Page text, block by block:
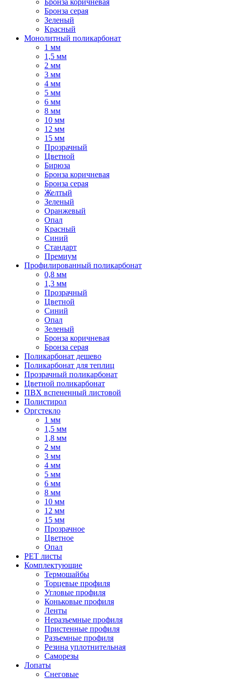
Бронза коричневая
Бронза серая
Зеленый
Красный
Монолитный поликарбонат
1 мм
1,5 мм
2 мм
3 мм
4 мм
5 мм
6 мм
8 мм
10 мм
12 мм
15 мм
Прозрачный
Цветной
Бирюза
Бронза коричневая
Бронза серая
Желтый
Зеленый
Оранжевый
Опал
Красный
Синий
Стандарт
Премиум
Профилированный поликарбонат
0,8 мм
1,3 мм
Прозрачный
Цветной
Синий
Опал
Зеленый
Бронза коричневая
Бронза серая
Поликарбонат дешево
Поликарбонат для теплиц
Прозрачный поликарбонат
Цветной поликарбонат
ПВХ вспененный листовой
Полистирол
Оргстекло
1 мм
1,5 мм
1,8 мм
2 мм
3 мм
4 мм
5 мм
6 мм
8 мм
10 мм
12 мм
15 мм
Прозрачное
Цветное
Опал
PET листы
Комплектующие
Термошайбы
Торцевые профиля
Угловые профиля
Коньковые профиля
Ленты
Неразъемные профиля
Пристенные профиля
Разъемные профиля
Резина уплотнительная
Саморезы
Лопаты
Снеговые